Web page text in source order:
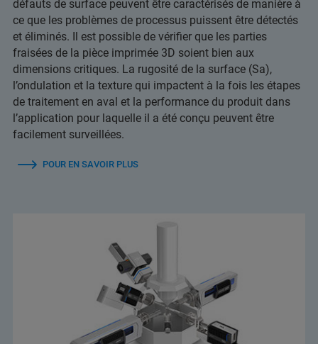
défauts de surface peuvent être caractérisés de manière à
ce que les problèmes de processus puissent être détectés
et éliminés. Il est possible de vérifier que les parties
fraisées de la pièce imprimée 3D soient bien aux
dimensions critiques. La rugosité de la surface (Sa),
l’ondulation et la texture qui impactent à la fois les étapes
de traitement en aval et la performance du produit dans
l’application pour laquelle il a été conçu peuvent être
facilement surveillées.
POUR EN SAVOIR PLUS